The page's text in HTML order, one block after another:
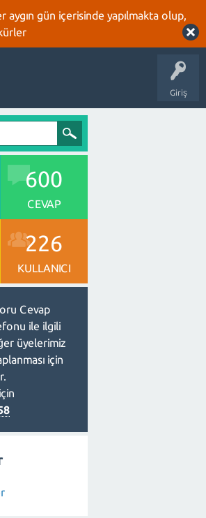
gün içerisinde yapılmakta olup,
Giriş
600
CEVAP
226
KULLANICI
Cevap
ile ilgili
üyelerimiz
için